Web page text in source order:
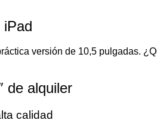
iPad
versión de 10,5 pulgadas.
de alquiler
calidad